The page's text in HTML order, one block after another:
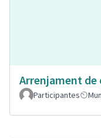
Arrenjament de
Participantes